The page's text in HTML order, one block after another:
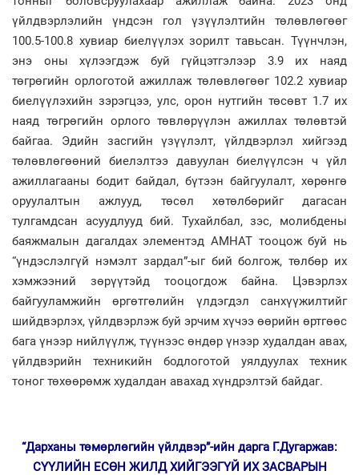
үйлдвэрлэлийн үндсэн гол үзүүлэлтийн төлөвлөгөөг
100.5-100.8 хувиар биелүүлэх зорилт тавьсан. Түүнчлэн,
энэ оны хүлээгдэж буй гүйцэтгэлээр 3.9 их наяд
төгрөгийн орлоготой ажиллаж төлөвлөгөөг 102.2 хувиар
биелүүлэхийн зэрэгцээ, улс, орон нутгийн төсөвт 1.7 их
наяд төгрөгийн орлого төвлөрүүлэн ажиллах төлөвтэй
байгаа. Эдийн засгийн үзүүлэлт, үйлдвэрлэл хийгээд
төлөвлөгөөний биелэлтээ давуулан биелүүлсэн ч үйл
ажиллагааны бодит байдал, бүтээн байгуулалт, хөрөнгө
оруулалтын ажлууд, төсөл хөтөлбөрийг дагасан
тулгамдсан асуудлууд бий. Тухайлбал, зэс, молибдены
баяжмалын дагалдах элементэд АМНАТ тооцож буй нь
“үндэслэлгүй нэмэлт зардал”-ыг бий болгож, төлбөр их
хэмжээний зөрүүтэйд тооцогдож байна. Цэвэрлэх
байгууламжийн өргөтгөлийн үлдэгдэл санхүүжилтийг
шийдвэрлэх, үйлдвэрлэж буй эрчим хүчээ өөрийн өртгөөс
бага үнээр нийлүүлж, түүнээс өндөр үнээр худалдан авах,
үйлдвэрийн техникийн бодлоготой уялдуулах техник
тоног төхөөрөмж худалдан авахад хүндрэлтэй байдаг.
“Дарханы төмөрлөгийн үйлдвэр”-ийн дарга Г.Дугаржав:
СҮҮЛИЙН ЕСӨН ЖИЛД ХИЙГЭЭГҮЙ ИХ ЗАСВАРЫН